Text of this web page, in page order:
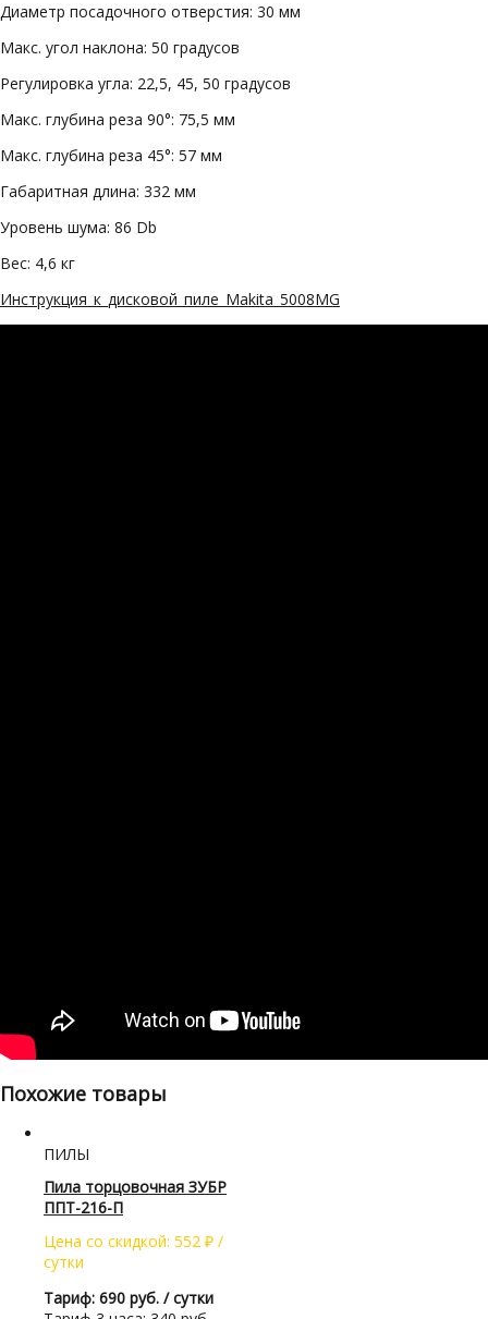
Диаметр посадочного отверстия: 30 мм
Макс. угол наклона: 50 градусов
Регулировка угла: 22,5, 45, 50 градусов
Макс. глубина реза 90°: 75,5 мм
Макс. глубина реза 45°: 57 мм
Габаритная длина: 332 мм
Уровень шума: 86 Db
Вес: 4,6 кг
Инструкция_к_дисковой_пиле_Makita_5008MG
Похожие товары
ПИЛЫ
Пила торцовочная ЗУБР
ППТ-216-П
Цена со скидкой: 552 ₽ /
сутки
Тариф: 690 руб. / сутки